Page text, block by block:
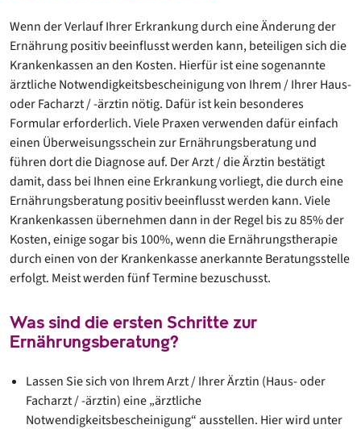
Wenn der Verlauf Ihrer Erkrankung durch eine Änderung der
Ernährung positiv beeinflusst werden kann, beteiligen sich die
Krankenkassen an den Kosten. Hierfür ist eine sogenannte
ärztliche Notwendigkeitsbescheinigung von Ihrem / Ihrer Haus-
oder Facharzt / -ärztin nötig. Dafür ist kein besonderes
Formular erforderlich. Viele Praxen verwenden dafür einfach
einen Überweisungsschein zur Ernährungsberatung und
führen dort die Diagnose auf. Der Arzt / die Ärztin bestätigt
damit, dass bei Ihnen eine Erkrankung vorliegt, die durch eine
Ernährungsberatung positiv beeinflusst werden kann. Viele
Krankenkassen übernehmen dann in der Regel bis zu 85% der
Kosten, einige sogar bis 100%, wenn die Ernährungstherapie
durch einen von der Krankenkasse anerkannte Beratungsstelle
erfolgt. Meist werden fünf Termine bezuschusst.
Was sind die ersten Schritte zur
Ernährungsberatung?
Lassen Sie sich von Ihrem Arzt / Ihrer Ärztin (Haus- oder
Facharzt / -ärztin) eine „ärztliche
Notwendigkeitsbescheinigung“ ausstellen. Hier wird unter